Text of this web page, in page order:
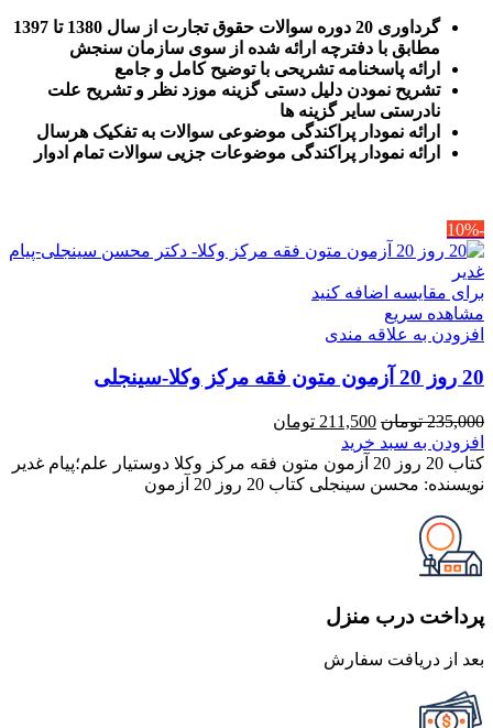
گرداوری 20 دوره سوالات حقوق تجارت از سال 1380 تا 1397
مطابق با دفترچه ارائه شده از سوی سازمان سنجش
ارائه پاسخنامه تشریحی با توضیح کامل و جامع
تشریح نمودن دلیل دستی گزینه موزد نظر و تشریح علت
نادرستی سایر گزینه ها
ارائه نمودار پراکندگی موضوعی سوالات به تفکیک هرسال
رائه نمودار پراکندگی موضوعات جزیی سوالات تمام ادوار
-10%
برای مقایسه اضافه کنید
مشاهده سریع
افزودن به علاقه مندی
20 روز 20 آزمون متون فقه مرکز وکلا-سینجلی
235,000 تومان قیمت
اصلی
235,000 تومان
بود.
211,500 تومان
211,500 تومان
است.
افزودن به سبد خرید
کتاب 20 روز 20 آزمون متون فقه مرکز وکلا دوستیار علم؛پیام غدیر
نویسنده: محسن سینجلی کتاب 20 روز 20 آزمون
پرداخت درب منزل
بعد از دریافت سفارش